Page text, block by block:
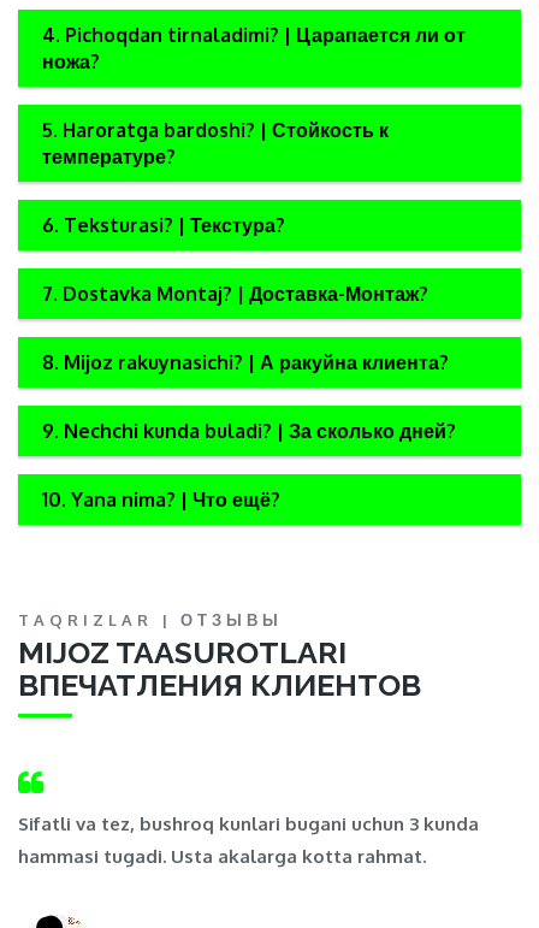
4. Pichoqdan tirnaladimi? | Царапается ли от
ножа?
5. Haroratga bardoshi? | Стойкость к
температуре?
6. Teksturasi? | Текстура?
7. Dostavka Montaj? | Доставка-Монтаж?
8. Mijoz rakuynasichi? | А ракуйна клиента?
9. Nechchi kunda buladi? | За сколько дней?
10. Yana nima? | Что ещё?
TAQRIZLAR | ОТЗЫВЫ
MIJOZ TAASUROTLARI
ВПЕЧАТЛЕНИЯ КЛИЕНТОВ
Sifatli va tez, bushroq kunlari bugani uchun 3 kunda
hammasi tugadi. Usta akalarga kotta rahmat.